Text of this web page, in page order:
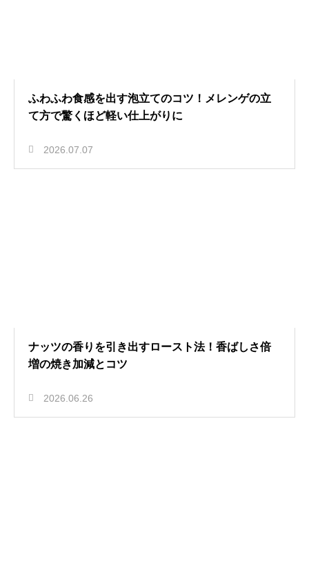
ふわふわ食感を出す泡立てのコツ！メレンゲの立
て方で驚くほど軽い仕上がりに
2026.07.07
ナッツの香りを引き出すロースト法！香ばしさ倍
増の焼き加減とコツ
2026.06.26